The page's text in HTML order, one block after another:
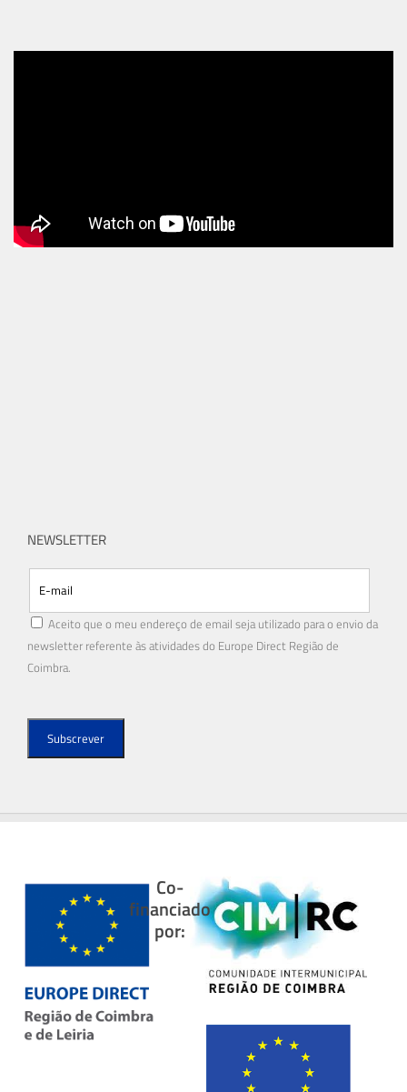
NEWSLETTER
Aceito que o meu endereço de email seja utilizado para o envio da
newsletter referente às atividades do Europe Direct Região de
Coimbra.
Co-
financiado
por: